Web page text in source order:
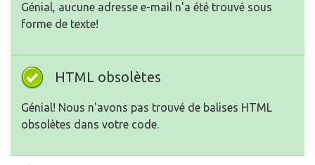
Génial, aucune adresse e-mail n'a été trouvé sous
forme de texte!
HTML obsolètes
Génial! Nous n'avons pas trouvé de balises HTML
obsolètes dans votre code.